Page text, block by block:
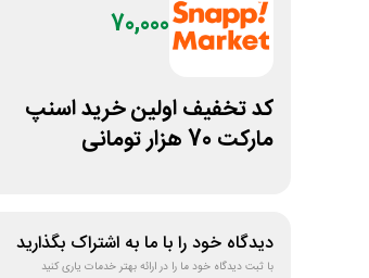
70,000
کد تخفیف اولین خرید اسنپ
مارکت 70 هزار تومانی
دیدگاه خود را با ما به اشتراک بگذارید
با ثبت دیدگاه خود ما را در ارائه بهتر خدمات یاری کنید